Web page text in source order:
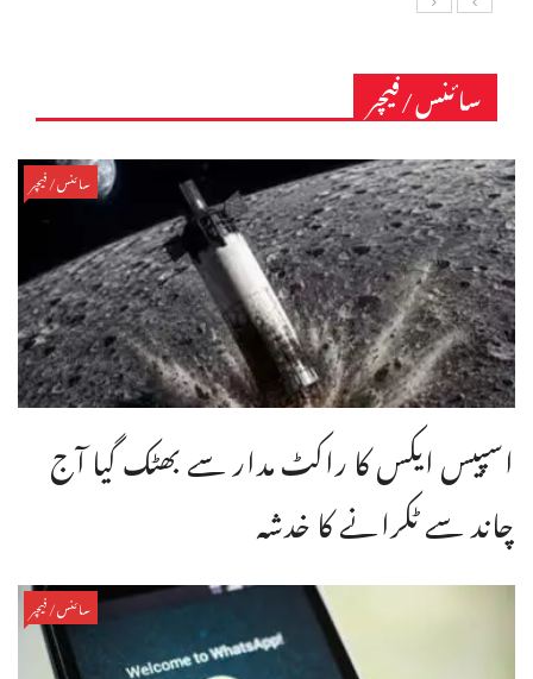
سائنس/فیچر
سائنس/فیچر
اسپیس ایکس کا راکٹ مدار سے بھٹک گیا آج
چاند سے ٹکرانے کا خدشہ
سائنس/فیچر